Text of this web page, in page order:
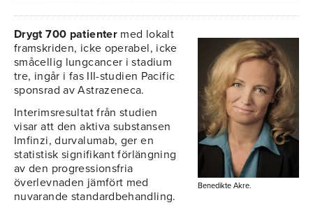
Benedikte Akre.
Drygt 700 patienter med lokalt
framskriden, icke operabel, icke
småcellig lungcancer i stadium
tre, ingår i fas III-studien Pacific
sponsrad av Astrazeneca.
Interimsresultat från studien
visar att den aktiva substansen
Imfinzi, durvalumab, ger en
statistisk signifikant förlängning
av den progressionsfria
överlevnaden jämfört med
nuvarande standardbehandling.